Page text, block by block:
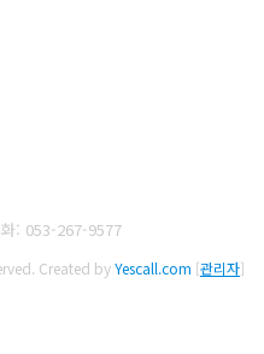
: 053-267-9577
Created byYescall.com [관리자]